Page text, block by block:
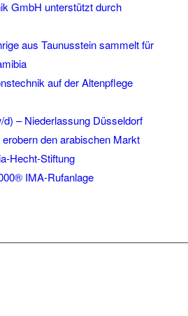
GmbH unterstützt durch
aus Taunusstein sammelt für
auf der Altenpflege
– Niederlassung Düsseldorf
den arabischen Markt
Hecht-Stiftung
IMA-Rufanlage